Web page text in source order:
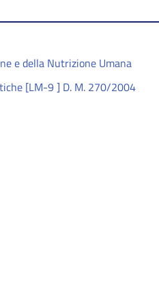
e della Nutrizione Umana
[LM-9 ] D. M. 270/2004